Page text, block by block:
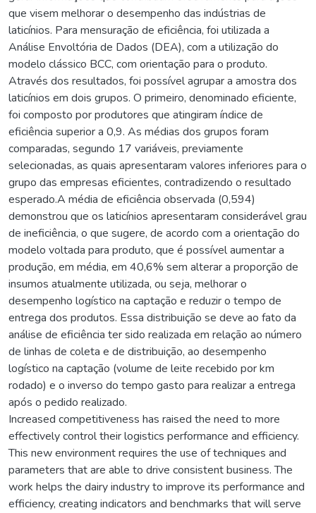
que visem melhorar o desempenho das indústrias de
laticínios. Para mensuração de eficiência, foi utilizada a
Análise Envoltória de Dados (DEA), com a utilização do
modelo clássico BCC, com orientação para o produto.
Através dos resultados, foi possível agrupar a amostra dos
laticínios em dois grupos. O primeiro, denominado eficiente,
foi composto por produtores que atingiram índice de
eficiência superior a 0,9. As médias dos grupos foram
comparadas, segundo 17 variáveis, previamente
selecionadas, as quais apresentaram valores inferiores para o
grupo das empresas eficientes, contradizendo o resultado
esperado.A média de eficiência observada (0,594)
demonstrou que os laticínios apresentaram considerável grau
de ineficiência, o que sugere, de acordo com a orientação do
modelo voltada para produto, que é possível aumentar a
produção, em média, em 40,6% sem alterar a proporção de
insumos atualmente utilizada, ou seja, melhorar o
desempenho logístico na captação e reduzir o tempo de
entrega dos produtos. Essa distribuição se deve ao fato da
análise de eficiência ter sido realizada em relação ao número
de linhas de coleta e de distribuição, ao desempenho
logístico na captação (volume de leite recebido por km
rodado) e o inverso do tempo gasto para realizar a entrega
após o pedido realizado.
Increased competitiveness has raised the need to more
effectively control their logistics performance and efficiency.
This new environment requires the use of techniques and
parameters that are able to drive consistent business. The
work helps the dairy industry to improve its performance and
efficiency, creating indicators and benchmarks that will serve